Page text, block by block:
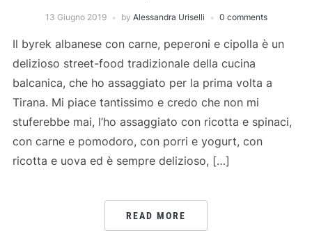
13 Giugno 2019 by Alessandra Uriselli 0 comments
Il byrek albanese con carne, peperoni e cipolla è un
delizioso street-food tradizionale della cucina
balcanica, che ho assaggiato per la prima volta a
Tirana. Mi piace tantissimo e credo che non mi
stuferebbe mai, l’ho assaggiato con ricotta e spinaci,
con carne e pomodoro, con porri e yogurt, con
ricotta e uova ed è sempre delizioso, […]
READ MORE